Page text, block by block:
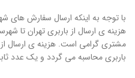
با توجه به اینکه ارسال سفارش ­های
هزینه ی ارسال از باربری تهران تا
مشتری گرامی است. هزینه ی ارسال از
باربری محاسبه می گردد و یک عدد